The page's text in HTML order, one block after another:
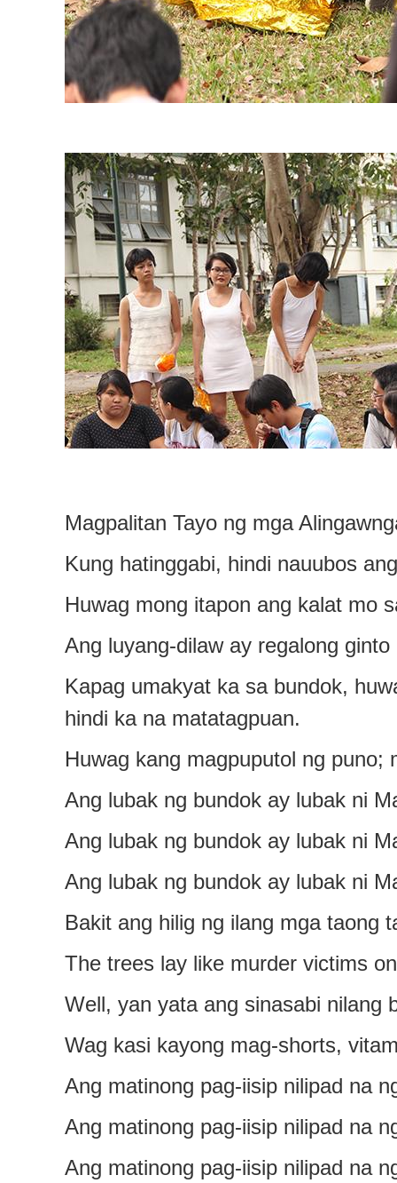
Magpalitan Tayo ng mga
Kung hatinggabi, hindi nauubos
Huwag mong itapon ang kalat mo
Ang luyang-dilaw ay regalong
Kapag umakyat ka sa bundok,
hindi ka na matatagpuan.
Huwag kang magpuputol ng puno;
Ang lubak ng bundok ay lubak ni
Ang lubak ng bundok ay lubak ni
Ang lubak ng bundok ay lubak ni
Bakit ang hilig ng ilang mga taong
The trees lay like murder victims
Well, yan yata ang sinasabi nilang
Wag kasi kayong mag-shorts,
Ang matinong pag-iisip nilipad na
Ang matinong pag-iisip nilipad na
Ang matinong pag-iisip nilipad na